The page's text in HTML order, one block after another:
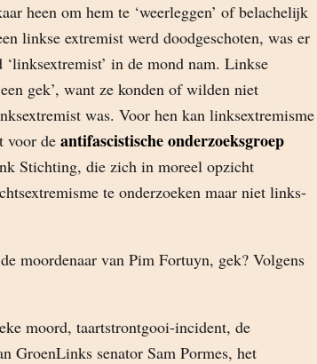
heen om hem te ‘weerleggen’ of belachelijk
linkse extremist werd doodgeschoten, was er
in de mond nam. Linkse
gek’, want ze konden of wilden niet
was. Voor hen kan linksextremisme
voor de antifascistische onderzoeksgroep
Stichting, die zich in moreel opzicht
te onderzoeken maar niet links-
moordenaar van Pim Fortuyn, gek? Volgens
moord, taartstrontgooi-incident, de
GroenLinks senator Sam Pormes, het